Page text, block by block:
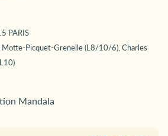
PARIS
Motte-Picquet-Grenelle (L8/10/6), Charles
Mandala